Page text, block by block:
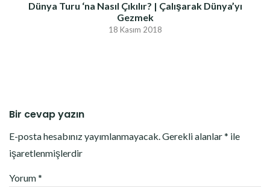
Dünya Turu ‘na Nasıl Çıkılır? | Çalışarak Dünya’yı
Gezmek
18 Kasım 2018
Bir cevap yazın
E-posta hesabınız yayımlanmayacak.Gerekli alanlar* ile
işaretlenmişlerdir
Yorum*